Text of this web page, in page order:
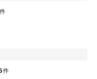
件
件